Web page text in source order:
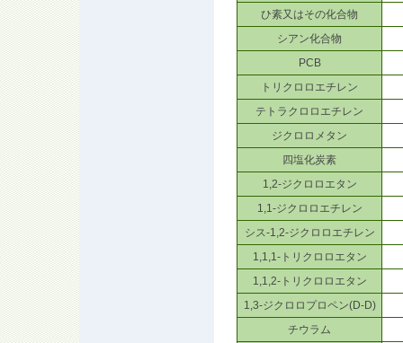
ひ素又はその化合物
シアン化合物
PCB
トリクロロエチレン
テトラクロロエチレン
ジクロロメタン
四塩化炭素
1,2-ジクロロエタン
1,1-ジクロロエチレン
シス-1,2-ジクロロエチレン
1,1,1-トリクロロエタン
1,1,2-トリクロロエタン
1,3-ジクロロプロペン(D-D)
チウラム